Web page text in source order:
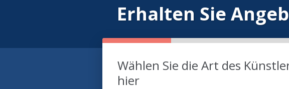
Erhalten Sie
Wählen Sie die Art des
hier